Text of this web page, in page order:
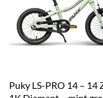
Puky LS-PRO 14 – 14